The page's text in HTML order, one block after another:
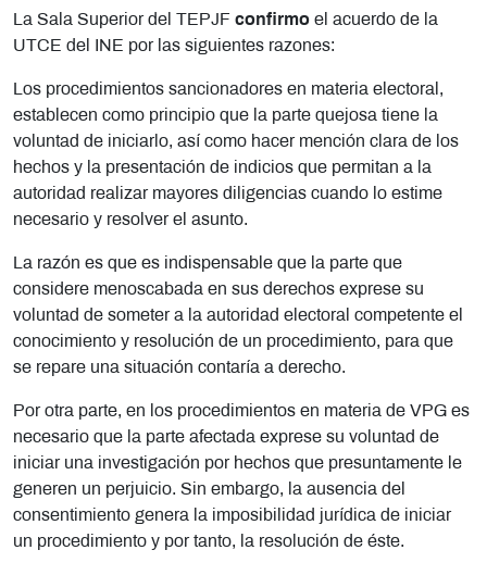
La Sala Superior del TEPJF confirmo el acuerdo de la
UTCE del INE por las siguientes razones:
Los procedimientos sancionadores en materia electoral,
establecen como principio que la parte quejosa tiene la
voluntad de iniciarlo, así como hacer mención clara de los
hechos y la presentación de indicios que permitan a la
autoridad realizar mayores diligencias cuando lo estime
necesario y resolver el asunto.
La razón es que es indispensable que la parte que
considere menoscabada en sus derechos exprese su
voluntad de someter a la autoridad electoral competente el
conocimiento y resolución de un procedimiento, para que
se repare una situación contaría a derecho.
Por otra parte, en los procedimientos en materia de VPG es
necesario que la parte afectada exprese su voluntad de
iniciar una investigación por hechos que presuntamente le
generen un perjuicio. Sin embargo, la ausencia del
consentimiento genera la imposibilidad jurídica de iniciar
un procedimiento y por tanto, la resolución de éste.